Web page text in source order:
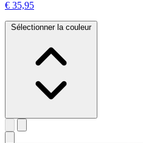
€ 35,95
Sélectionner la couleur